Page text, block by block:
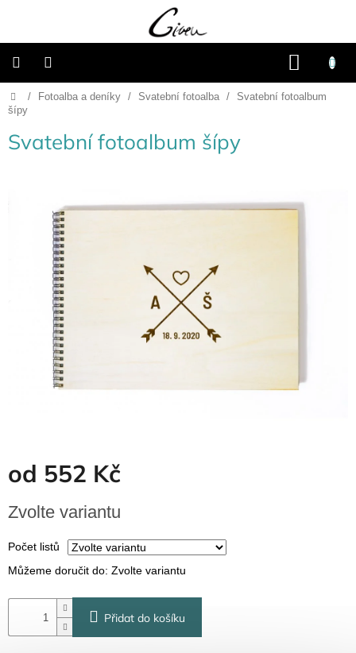
KOŠÍK
Připravené
dárkové
Vánoce
Fotoalba
Dřevěné
krabičky
firmy
Valentýn
Domů
/ Fotoalba a deníky / Svatební fotoalba /
Svatební fotoalbum
šípy
Svatební fotoalbum šípy
od 552 Kč
cena:
Zvolte variantu
Počet listů
Můžeme doručit do: Zvolte variantu
Přidat do košíku